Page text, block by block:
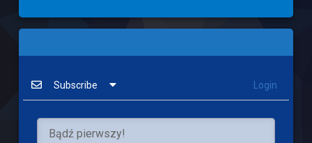
Subscribe Login